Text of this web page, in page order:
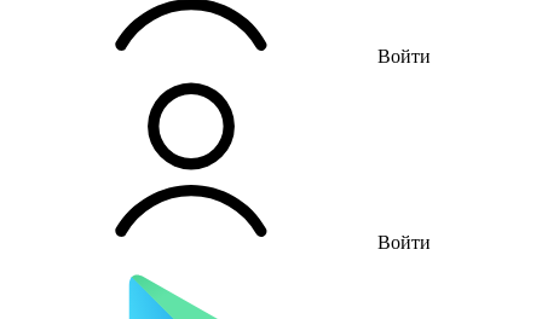
Войти
Войти